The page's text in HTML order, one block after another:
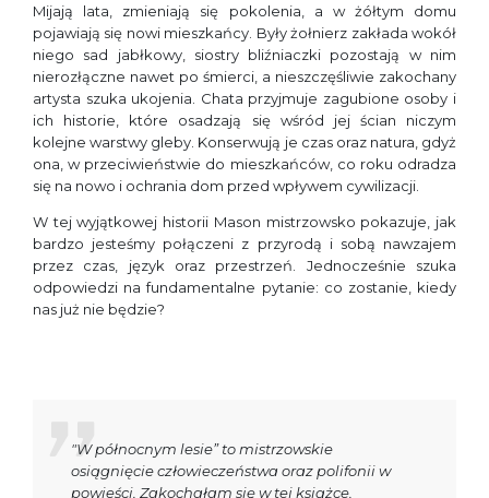
Mijają lata, zmieniają się pokolenia, a w żółtym domu
pojawiają się nowi mieszkańcy. Były żołnierz zakłada wokół
niego sad jabłkowy, siostry bliźniaczki pozostają w nim
nierozłączne nawet po śmierci, a nieszczęśliwie zakochany
artysta szuka ukojenia. Chata przyjmuje zagubione osoby i
ich historie, które osadzają się wśród jej ścian niczym
kolejne warstwy gleby. Konserwują je czas oraz natura, gdyż
ona, w przeciwieństwie do mieszkańców, co roku odradza
się na nowo i ochrania dom przed wpływem cywilizacji.
W tej wyjątkowej historii Mason mistrzowsko pokazuje, jak
bardzo jesteśmy połączeni z przyrodą i sobą nawzajem
przez czas, język oraz przestrzeń. Jednocześnie szuka
odpowiedzi na fundamentalne pytanie: co zostanie, kiedy
nas już nie będzie?
"W północnym lesie” to mistrzowskie
osiągnięcie człowieczeństwa oraz polifonii w
powieści. Zakochałam się w tej książce.